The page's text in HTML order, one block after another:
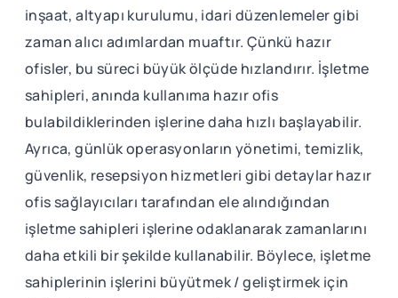
inşaat, altyapı kurulumu, idari düzenlemeler gibi
zaman alıcı adımlardan muaftır. Çünkü hazır
ofisler, bu süreci büyük ölçüde hızlandırır. İşletme
sahipleri, anında kullanıma hazır ofis
bulabildiklerinden işlerine daha hızlı başlayabilir.
Ayrıca, günlük operasyonların yönetimi, temizlik,
güvenlik, resepsiyon hizmetleri gibi detaylar hazır
ofis sağlayıcıları tarafından ele alındığından
işletme sahipleri işlerine odaklanarak zamanlarını
daha etkili bir şekilde kullanabilir. Böylece, işletme
sahiplerinin işlerini büyütmek / geliştirmek için